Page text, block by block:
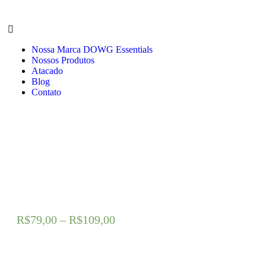
Nossa Marca DOWG Essentials
Nossos Produtos
Atacado
Blog
Contato
R$79,00 – R$109,00